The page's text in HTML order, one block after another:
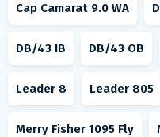
Cap Camarat 9.0 WA
DB/43 IB DB/43 OB
Leader 8 Leader 805
Merry Fisher 1095 Fly